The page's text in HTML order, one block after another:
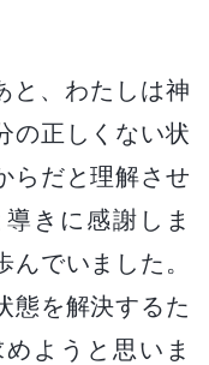
と、わたしは神
の正しくない状
らだと理解させ
きに感謝しま
でいました。
態を解決するた
ようと思いま